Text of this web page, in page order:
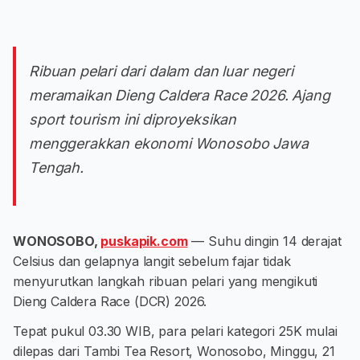
Ribuan pelari dari dalam dan luar negeri
meramaikan Dieng Caldera Race 2026. Ajang
sport tourism ini diproyeksikan
menggerakkan ekonomi Wonosobo Jawa
Tengah.
WONOSOBO, puskapik.com— Suhu dingin 14 derajat
Celsius dan gelapnya langit sebelum fajar tidak
menyurutkan langkah ribuan pelari yang mengikuti
Dieng Caldera Race (DCR) 2026.
Tepat pukul 03.30 WIB, para pelari kategori 25K mulai
dilepas dari Tambi Tea Resort, Wonosobo, Minggu, 21